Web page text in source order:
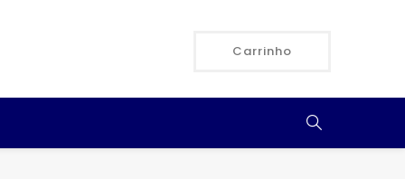
Carrinho